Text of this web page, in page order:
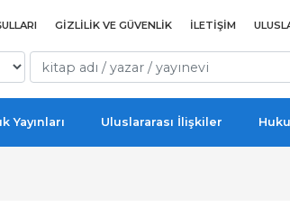
GIZLILIK VE GÜVENLIK İLETIŞIM
Yayınları Uluslararası İlişkiler